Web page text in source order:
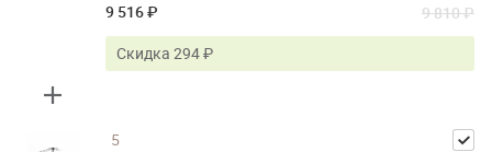
9 516 ₽
9 810 ₽
Скидка 294 ₽
5